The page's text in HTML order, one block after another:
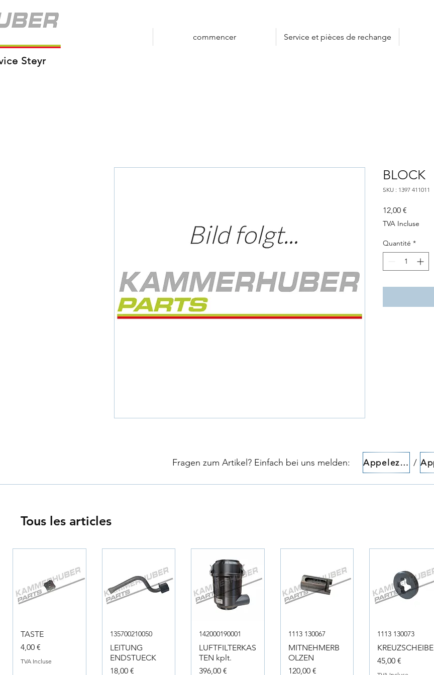
Steyr
commencer Service et pièces de rechange
BLOCK
SKU : 1397 411011
12,00 €
TVA Incluse
Quantité *
Fragen zum Artikel? Einfach bei uns melden:​​ Appelez-nous! /
Tous les articles
TASTE
Prix
4,00 €
TVA Incluse
135700210050
LEITUNG
ENDSTUECK
Prix
18,00 €
142000190001
LUFTFILTERKAS
TEN kplt.
Prix
396,00 €
1113 130067
MITNEHMERB
OLZEN
Prix
120,00 €
1113 130073
KREUZSCHEIBE
Prix
45,00 €